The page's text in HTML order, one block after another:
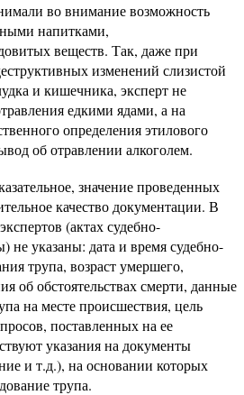
во внимание возможность
напитками,
веществ. Так, даже при
изменений слизистой
и кишечника, эксперт не
едкими ядами, а на
определения этилового
об отравлении алкоголем.
значение проведенных
качество документации. В
(актах судебно-
не указаны: дата и время судебно-
трупа, возраст умершего,
об обстоятельствах смерти, данные
на месте происшествия, цель
поставленных на ее
указания на документы
и т.д.), на основании которых
трупа.